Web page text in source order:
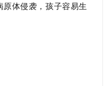
原体侵袭，孩子容易生